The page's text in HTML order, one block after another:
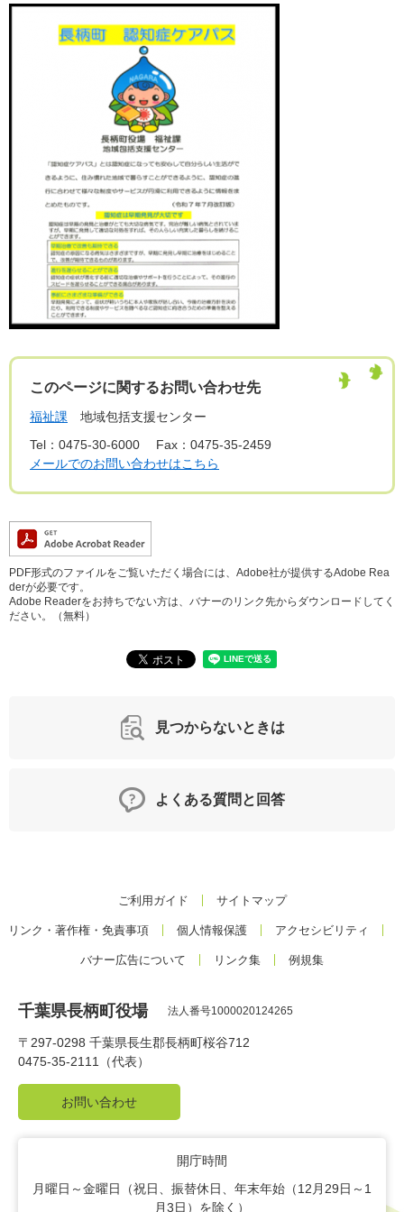
このページに関するお問い合わせ先
福祉課
地域包括支援センター
Tel：0475‐30‐6000
Fax：0475‐35‐2459
メールでのお問い合わせはこちら
PDF形式のファイルをご覧いただく場合には、Adobe社が提供するAdobe Rea
derが必要です。
Adobe Readerをお持ちでない方は、バナーのリンク先からダウンロードしてく
ださい。（無料）
見つからないときは
よくある質問と回答
ご利用ガイド サイトマップ
リンク・著作権・免責事項 個人情報保護 アクセシビリティ
バナー広告について リンク集 例規集
千葉県長柄町役場 法人番号1000020124265
〒297-0298 千葉県長生郡長柄町桜谷712
0475-35-2111（代表）
お問い合わせ
開庁時間
月曜日～金曜日（祝日、振替休日、年末年始（12月29日～1
月3日）を除く）